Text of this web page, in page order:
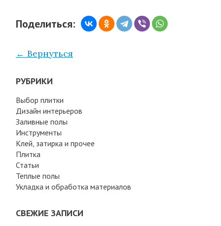
Поделиться:
← Вернуться
РУБРИКИ
Выбор плитки
Дизайн интерьеров
Заливные полы
Инструменты
Клей, затирка и прочее
Плитка
Статьи
Теплые полы
Укладка и обработка материалов
СВЕЖИЕ ЗАПИСИ